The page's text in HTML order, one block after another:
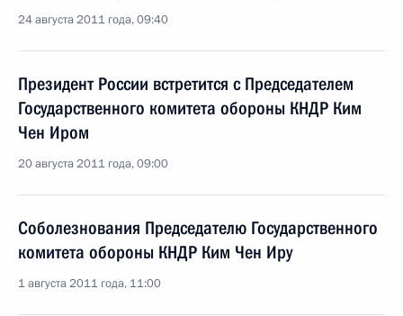
24 августа 2011 года, 09:40
Президент России встретится с Председателем
Государственного комитета обороны КНДР Ким
Чен Иром
20 августа 2011 года, 09:00
Соболезнования Председателю Государственного
комитета обороны КНДР Ким Чен Иру
1 августа 2011 года, 11:00